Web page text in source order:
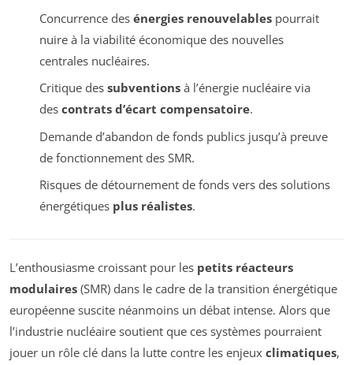
Concurrence des énergies renouvelablespourrait
nuire à la viabilité économique des nouvelles
centrales nucléaires.
Critique des subventionsà l’énergie nucléaire via
des contrats d’écart compensatoire.
Demande d’abandon de fonds publics jusqu’à preuve
de fonctionnement des SMR.
Risques de détournement de fonds vers des solutions
énergétiques plus réalistes.
L’enthousiasme croissant pour les petits réacteurs
modulaires (SMR) dans le cadre de la transition énergétique
européenne suscite néanmoins un débat intense. Alors que
l’industrie nucléaire soutient que ces systèmes pourraient
jouer un rôle clé dans la lutte contre les enjeux climatiques,